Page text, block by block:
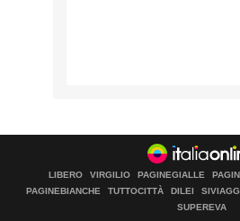
LIBERO VIRGILIO PAGINEGIALLE
PAGINEBIANCHE
TUTTOCITTÀ DILEI
SUPEREVA